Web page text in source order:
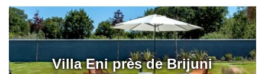
Villa Eni près de Brijuni